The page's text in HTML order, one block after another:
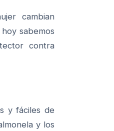
cambian
sabemos
contra
y fáciles de
y los